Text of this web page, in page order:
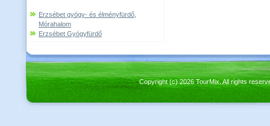
Erzsébet gyógy- és élményfürdő,
Mórahalom
Erzsébet Gyógyfürdő
Copyright (c) 2026 TourMix. All rights